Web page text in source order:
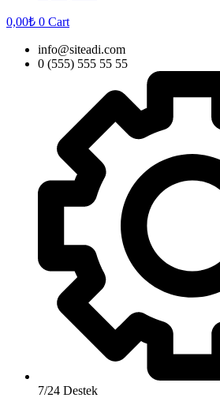
0,00₺ 0 Cart
info@siteadi.com
0 (555) 555 55 55
7/24 Destek